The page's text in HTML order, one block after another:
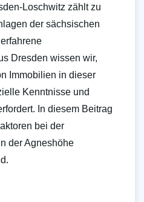
Loschwitz zählt zu
der sächsischen
Dresden wissen wir,
Immobilien in dieser
Kenntnisse und
In diesem Beitrag
bei der
der Agneshöhe